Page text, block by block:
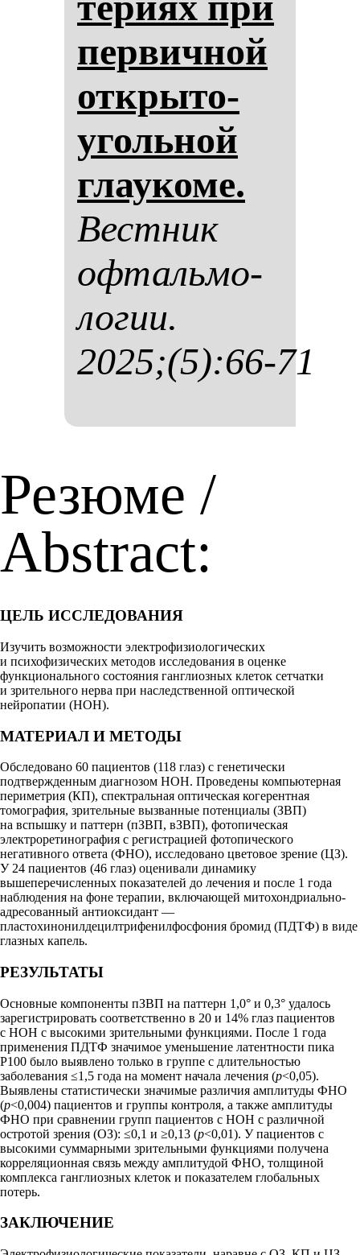
пер­вич­ной
от­кры­то­
уголь­ной
гла­уко­ме.
Вес­тник
оф­таль­мо­
ло­гии.
2025;(5):66-71
Резюме /
Abstract:
ЦЕЛЬ ИССЛЕДОВАНИЯ
Изучить возможности электрофизиологических
и психофизических методов исследования в оценке
функционального состояния ганглиозных клеток сетчатки
и зрительного нерва при наследственной оптической
нейропатии (НОН).
МАТЕРИАЛ И МЕТОДЫ
Обследовано 60 пациентов (118 глаз) с генетически
подтвержденным диагнозом НОН. Проведены компьютерная
периметрия (КП), спектральная оптическая когерентная
томография, зрительные вызванные потенциалы (ЗВП)
на вспышку и паттерн (пЗВП, вЗВП), фотопическая
электроретинография с регистрацией фотопического
негативного ответа (ФНО), исследовано цветовое зрение (ЦЗ).
У 24 пациентов (46 глаз) оценивали динамику
вышеперечисленных показателей до лечения и после 1 года
наблюдения на фоне терапии, включающей митохондриально-
адресованный антиоксидант —
пластохинонилдецилтрифенилфосфония бромид (ПДТФ) в виде
глазных капель.
РЕЗУЛЬТАТЫ
Основные компоненты пЗВП на паттерн 1,0° и 0,3° удалось
зарегистрировать соответственно в 20 и 14% глаз пациентов
с НОН с высокими зрительными функциями. После 1 года
применения ПДТФ значимое уменьшение латентности пика
Р100 было выявлено только в группе с длительностью
заболевания ≤1,5 года на момент начала лечения (p<0,05).
Выявлены статистически значимые различия амплитуды ФНО
(p<0,004) пациентов и группы контроля, а также амплитуды
ФНО при сравнении групп пациентов с НОН с различной
остротой зрения (ОЗ): ≤0,1 и ≥0,13 (p<0,01). У пациентов с
высокими суммарными зрительными функциями получена
корреляционная связь между амплитудой ФНО, толщиной
комплекса ганглиозных клеток и показателем глобальных
потерь.
ЗАКЛЮЧЕНИЕ